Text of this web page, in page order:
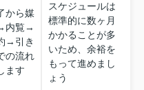
から媒
内覧→
→引き
の流れ
ます
スケジュールは
標準的に数ヶ月
かかることが多
いため、余裕を
もって進めまし
ょう